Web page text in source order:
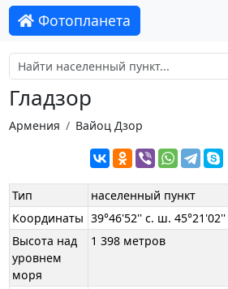
Фотопланета
Гладзор
Армения Вайоц Дзор
Тип
населенный пункт
Координаты 39°46'52'' с. ш. 45°21'02''
Высота над
уровнем
моря
1 398 метров